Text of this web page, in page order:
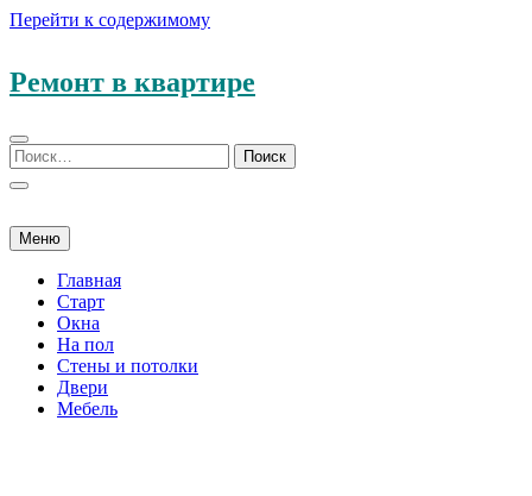
Перейти к содержимому
Ремонт в квартире
Меню
Главная
Старт
Окна
На пол
Стены и потолки
Двери
Мебель